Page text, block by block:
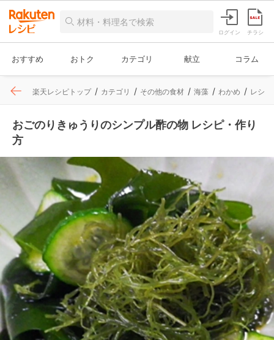
ログイン チラシ
おすすめ おトク カテゴリ 献立 コラム
楽天レシピトップ カテゴリ その他の食材 海藻 わかめ レシ
おごのりきゅうりのシンプル酢の物 レシピ・作り
方